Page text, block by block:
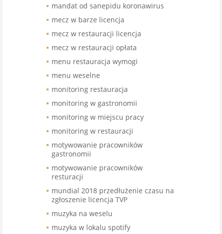
mandat od sanepidu koronawirus
mecz w barze licencja
mecz w restauracji licencja
mecz w restauracji opłata
menu restauracja wymogi
menu weselne
monitoring restauracja
monitoring w gastronomii
monitoring w miejscu pracy
monitoring w restauracji
motywowanie pracowników
gastronomii
motywowanie pracowników
resturacji
mundial 2018 przedłużenie czasu na
zgłoszenie licencja TVP
muzyka na weselu
muzyka w lokalu spotify